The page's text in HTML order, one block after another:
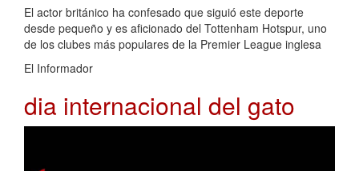
El actor británico ha confesado que siguió este deporte
desde pequeño y es aficionado del Tottenham Hotspur, uno
de los clubes más populares de la Premier League inglesa
El Informador
dia internacional del gato